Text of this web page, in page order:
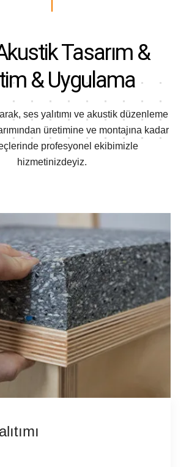
Tasarım &
& Uygulama
ses yalıtımı ve akustik düzenleme
üretimine ve montajına kadar
profesyonel ekibimizle
hizmetinizdeyiz.